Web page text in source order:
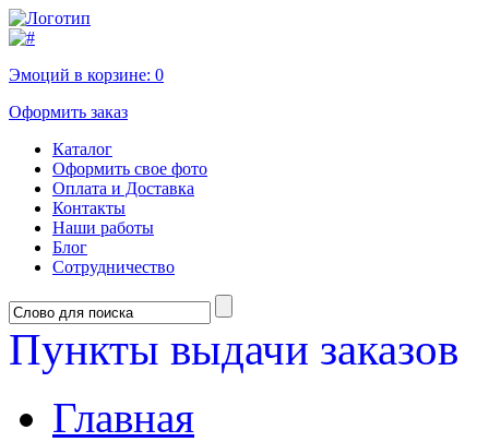
Эмоций в корзине: 0
Оформить заказ
Каталог
Оформить свое фото
Оплата и Доставка
Контакты
Наши работы
Блог
Сотрудничество
Пункты выдачи заказов
Главная